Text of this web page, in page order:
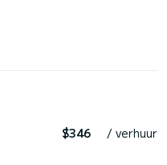
$346 / verhuur